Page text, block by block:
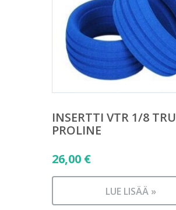
INSERTTI VTR 1/8
PROLINE
26,00 €
LUE LISÄÄ »